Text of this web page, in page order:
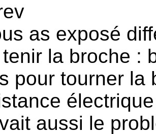
as exposé
la broche :
pour tourner la
aussi le